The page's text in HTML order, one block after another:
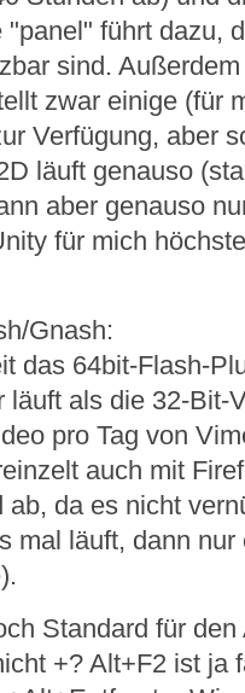
führt dazu,
sind.
zwar einige (für
Verfügung, aber
läuft genauso
aber genauso
für mich
Gnash:
das 64bit-Flash-
läuft als die 32-Bit-
pro Tag von
auch mit
da es nicht
mal läuft, dann
Standard für
+? Alt+F2 ist ja